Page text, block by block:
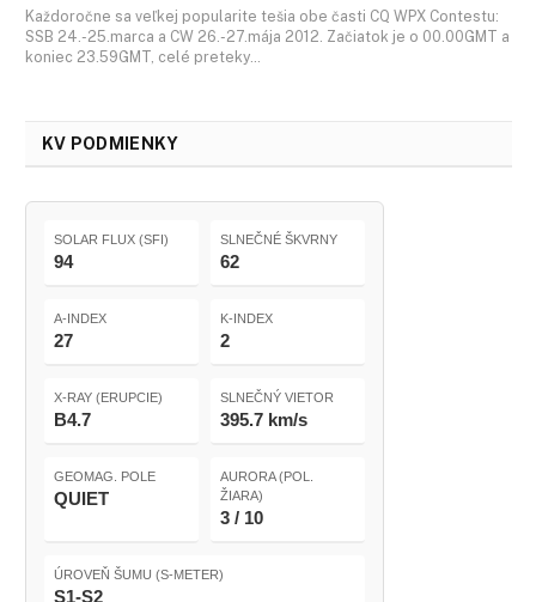
Každoročne sa veľkej popularite tešia obe časti CQ WPX Contestu:
SSB 24.-25.marca a CW 26.-27.mája 2012. Začiatok je o 00.00GMT a
koniec 23.59GMT, celé preteky…
KV PODMIENKY
SOLAR FLUX (SFI)
94
SLNEČNÉ ŠKVRNY
62
A-INDEX
27
K-INDEX
2
X-RAY (ERUPCIE)
B4.7
SLNEČNÝ VIETOR
395.7 km/s
GEOMAG. POLE
QUIET
AURORA (POL.
ŽIARA)
3 / 10
ÚROVEŇ ŠUMU (S-METER)
S1-S2